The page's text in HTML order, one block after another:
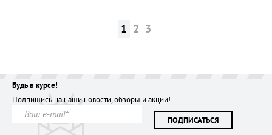
1 2 3
Будь в курсе!
Подпишись на наши новости, обзоры и акции!
ПОДПИСАТЬСЯ